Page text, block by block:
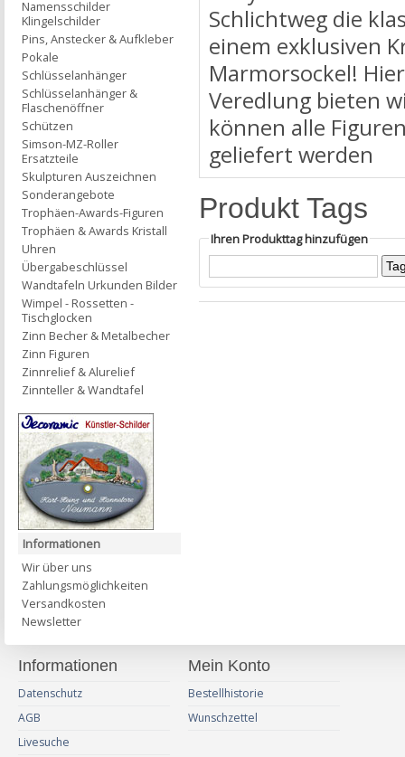
Schlichtweg die
einem exklusiven
Marmorsockel!
Veredlung bieten
können alle
geliefert werden
Produkt Tags
Ihren Produkttag hinzufügen
Namensschilder
Klingelschilder
Pins, Anstecker & Aufkleber
Pokale
Schlüsselanhänger
Schlüsselanhänger &
Flaschenöffner
Schützen
Simson-MZ-Roller
Ersatzteile
Skulpturen Auszeichnen
Sonderangebote
Trophäen-Awards-Figuren
Trophäen & Awards Kristall
Uhren
Übergabeschlüssel
Wandtafeln Urkunden Bilder
Wimpel - Rossetten -
Tischglocken
Zinn Becher & Metalbecher
Zinn Figuren
Zinnrelief & Alurelief
Zinnteller & Wandtafel
Informationen
Wir über uns
Zahlungsmöglichkeiten
Versandkosten
Newsletter
Informationen
Datenschutz
AGB
Livesuche
Mein Konto
Bestellhistorie
Wunschzettel